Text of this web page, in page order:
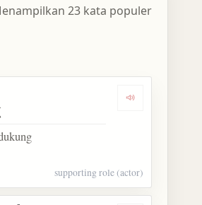
23 kata populer
傍観 Dengarkan
supporting role (actor)